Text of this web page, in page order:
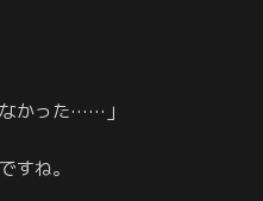
かった……」
すね。